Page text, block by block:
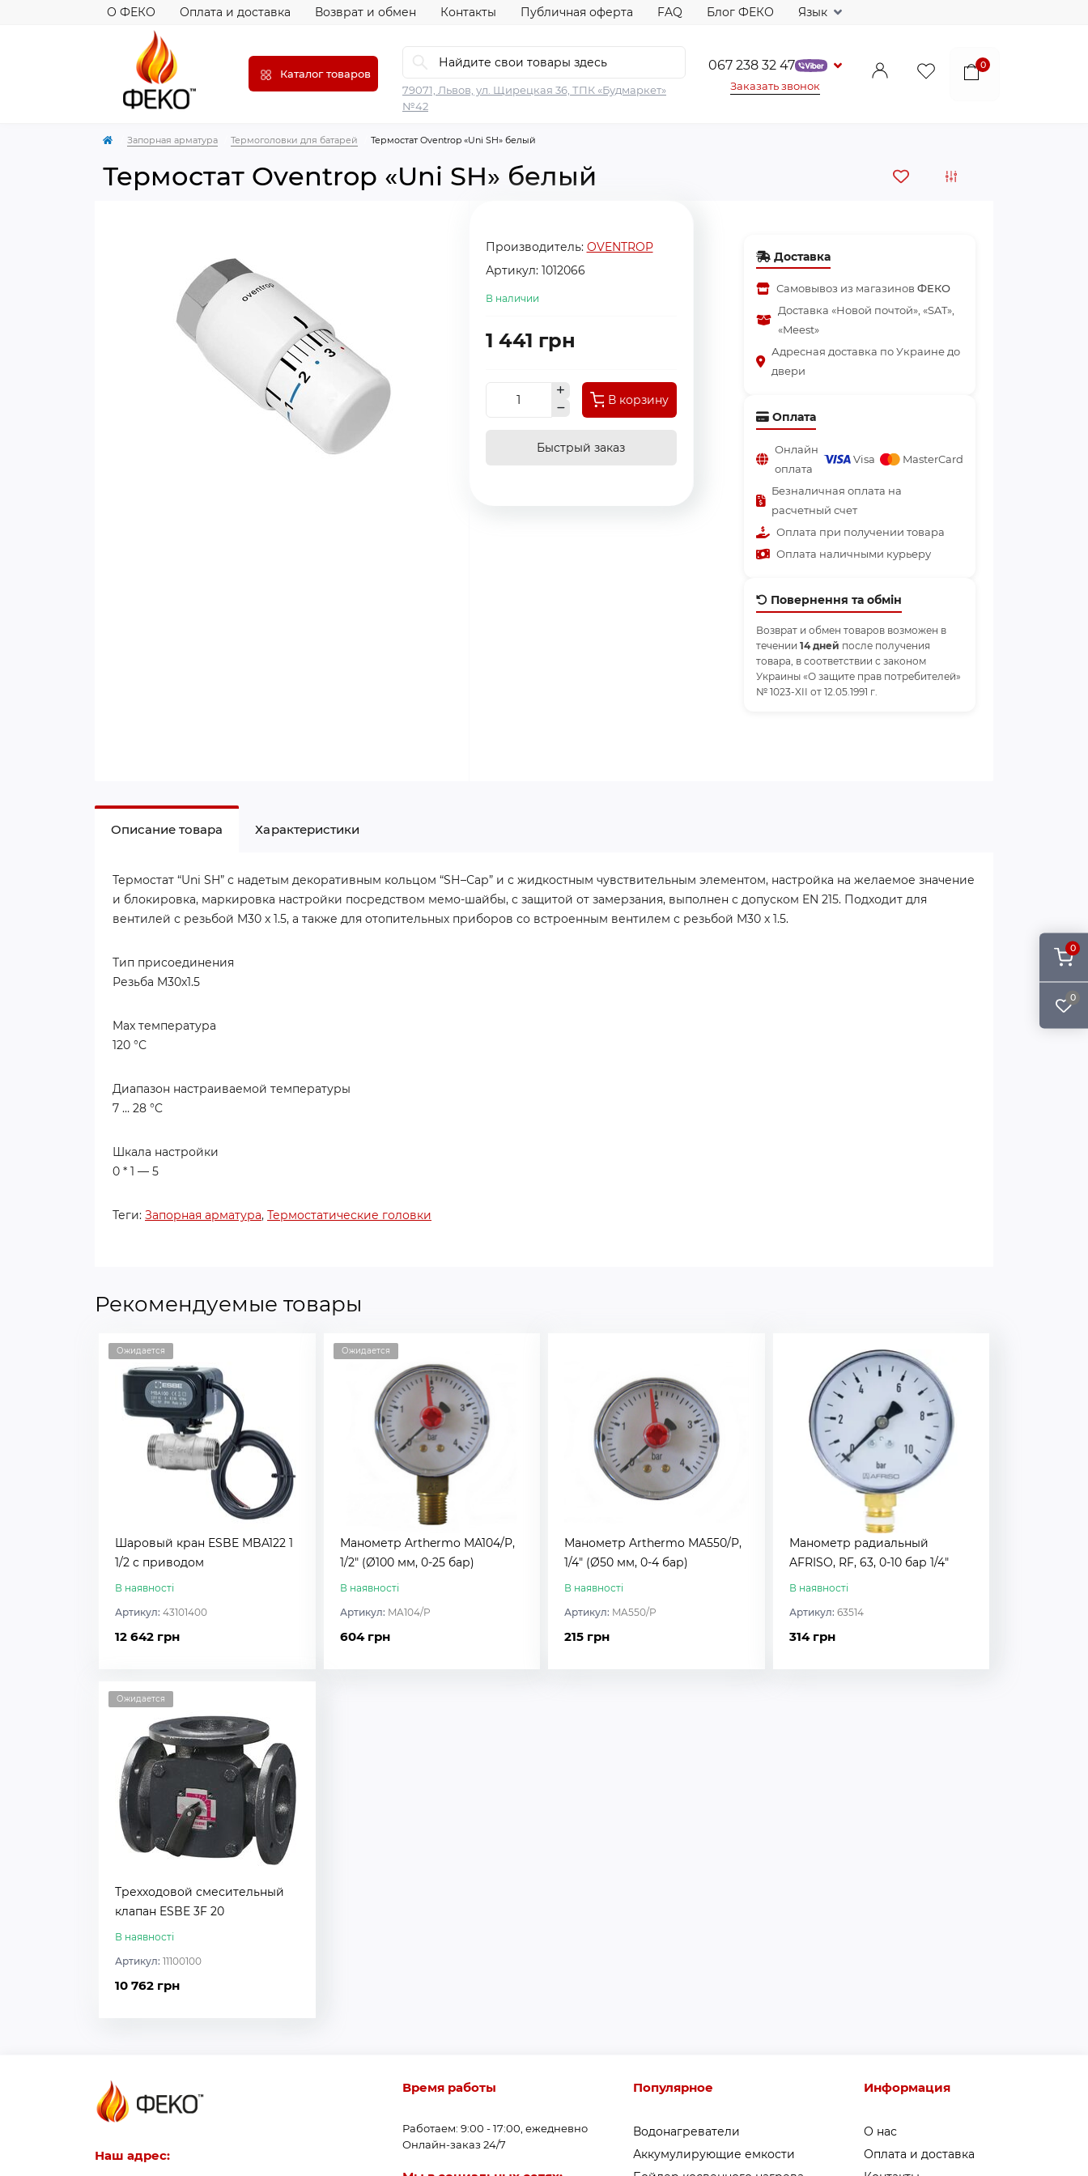
0
0
О ФЕКО Оплата и доставка Возврат и обмен Контакты Публичная оферта FAQ Блог ФЕКО Язык
Каталог товаров
79071, Львов, ул. Щирецкая 36, ТПК «Будмаркет»
№42
067 238 32 47
Заказать звонок
0
Запорная арматура Термоголовки для батарей Термостат Oventrop «Uni SH» белый
Термостат Oventrop «Uni SH» белый
Производитель: OVENTROP
Артикул: 1012066
В наличии
1 441 грн
В корзину
Быстрый заказ
Доставка
Самовывоз из магазинов ФЕКО
Доставка «Новой почтой», «SAT»,
«Meest»
Адресная доставка по Украине до
двери
Оплата
Онлайн
оплата
Visa MasterCard
Безналичная оплата на
расчетный счет
Оплата при получении товара
Оплата наличными курьеру
Повернення та обмін
Возврат и обмен товаров возможен в
течении 14 дней после получения
товара, в соответствии с законом
Украины «О защите прав потребителей»
№ 1023-XII от 12.05.1991 г.
Описание товара Характеристики
Термостат “Uni SH” с надетым декоративным кольцом “SН–Сар” и с жидкостным чувствительным элементом, настройка на желаемое значение
и блокировка, маркировка настройки посредством мемо-шайбы, с защитой от замерзания, выполнен с допуском EN 215. Подходит для
вентилей с резьбой M30 x 1.5, а также для отопительных приборов со встроенным вентилем с резьбой M30 x 1.5.
Тип присоединения
Резьба M30x1.5
Max температура
120 °С
Диапазон настраиваемой температуры
7 … 28 °C
Шкала настройки
0 * 1 — 5
Теги: Запорная арматура, Термостатические головки
Рекомендуемые товары
Ожидается
Шаровый кран ESBE MBA122 1
1/2 с приводом
В наявності
Артикул: 43101400
12 642 грн
Ожидается
Манометр Arthermo MA104/P,
1/2″ (Ø100 мм, 0-25 бар)
В наявності
Артикул: MA104/P
604 грн
Манометр Arthermo MA550/P,
1/4″ (Ø50 мм, 0-4 бар)
В наявності
Артикул: MA550/P
215 грн
Манометр радиальный
AFRISO, RF, 63, 0-10 бар 1/4"
В наявності
Артикул: 63514
314 грн
Ожидается
Трехходовой смесительный
клапан ESBE 3F 20
В наявності
Артикул: 11100100
10 762 грн
Наш адрес:
Время работы
Работаем: 9:00 - 17:00, ежедневно
Онлайн-заказ 24/7
Популярное
Водонагреватели
Аккумулирующие емкости
Информация
О нас
Оплата и доставка